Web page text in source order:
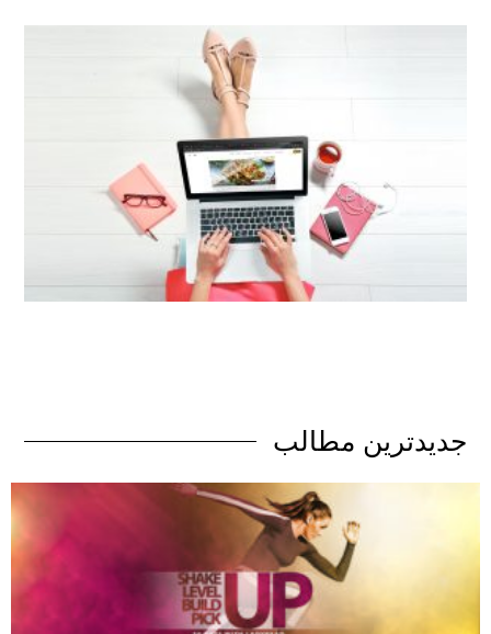
جدیدترین مطالب